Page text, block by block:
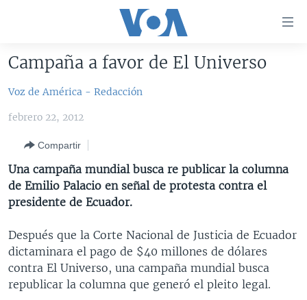
accesibilidad
al
principal
navegador
principal
Salte
búsqueda
AMÉRICA DEL NORTE
EEUU
MÉXICO
HAITÍ
ELECCIONES EEUU 2024
ELECCIONES EEUU
VOTO DIVIDIDO
VOA VERIFICA
VOA VERIFICA UCRANIA/RUSIA
VOA VERIFICA INMIGRACIÓN
VOA VERIFICA AMÉRICA LATINA
AMÉRICA LATINA
ARGENTINA
BOLIVIA
CHILE
PERÚ
ECUADOR
CHINA EN AMÉRICA LATINA
CENTROAMÉRICA
EL SALVADOR
GUATEMALA
HONDURAS
INMIGRACIÓN
LIBERTAD DE PRENSA
MUNDO
ESPECIALES DE LA VOA
LIBERTAD DE PRENSA
UCRANIA
Campaña a favor de El Universo
Voz de América - Redacción
febrero 22, 2012
Compartir
Una campaña mundial busca re publicar la columna
de Emilio Palacio en señal de protesta contra el
presidente de Ecuador.
Después que la Corte Nacional de Justicia de Ecuador
dictaminara el pago de $40 millones de dólares
contra El Universo, una campaña mundial busca
republicar la columna que generó el pleito legal.